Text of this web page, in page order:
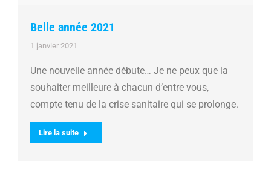
Belle année 2021
1 janvier 2021
Une nouvelle année débute… Je ne peux que la
souhaiter meilleure à chacun d’entre vous,
compte tenu de la crise sanitaire qui se prolonge.
Lire la suite